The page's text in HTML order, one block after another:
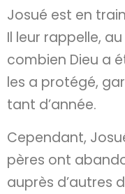
Josué est en
Il leur rappelle,
combien Dieu a
les a protégé,
tant d’année.
Cependant,
pères ont
auprès d’autres